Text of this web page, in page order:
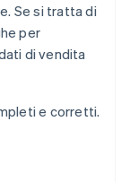
Se si tratta di
per
di vendita
e corretti.